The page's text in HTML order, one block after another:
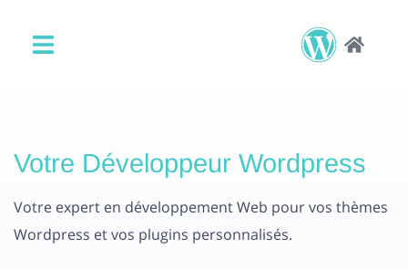
Votre Développeur Wordpress
Votre expert en développement Web pour vos thèmes
Wordpress et vos plugins personnalisés.